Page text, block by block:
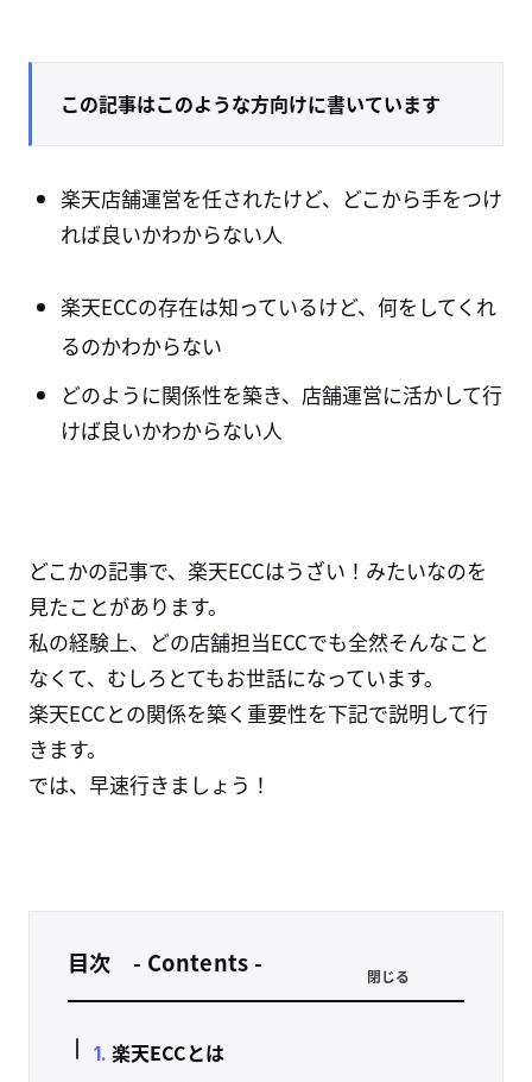
この記事はこのような方向けに書いています
楽天店舗運営を任されたけど、どこから手をつけ
れば良いかわからない人
楽天ECCの存在は知っているけど、何をしてくれ
るのかわからない
どのように関係性を築き、店舗運営に活かして行
けば良いかわからない人
どこかの記事で、楽天ECCはうざい！みたいなのを
見たことがあります。
私の経験上、どの店舗担当ECCでも全然そんなこと
なくて、むしろとてもお世話になっています。
楽天ECCとの関係を築く重要性を下記で説明して行
きます。
では、早速行きましょう！
閉じる
目次 - Contents -
楽天ECCとは